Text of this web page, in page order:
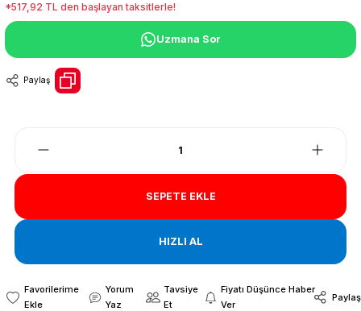
*517,92 TL den başlayan taksitlerle!
Uzmana Sor
Paylaş
SEPETE EKLE
HIZLI AL
Yorum
Yaz
Tavsiye
Et
Fiyatı Düşünce Haber
Ver
Paylaş